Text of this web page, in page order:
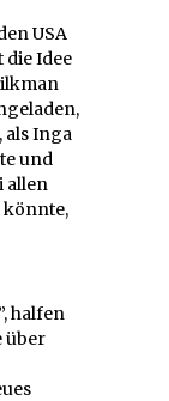
USA
die Idee
als Inga
und
allen
könnte,
halfen
über